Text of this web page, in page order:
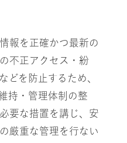
報を正確かつ最新の
不正アクセス・紛
どを防止するため、
持・管理体制の整
要な措置を講じ、 安
厳重な管理を行ない